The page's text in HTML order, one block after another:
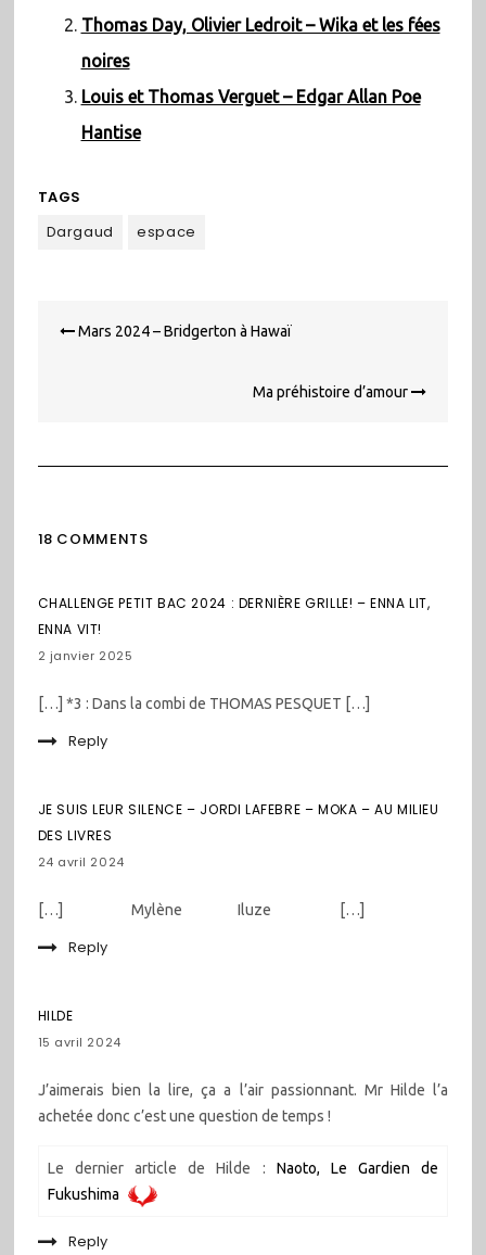
Thomas Day, Olivier Ledroit – Wika et les fées
noires
Louis et Thomas Verguet – Edgar Allan Poe
Hantise
TAGS
Dargaud
espace
de Mars 2024 – Bridgerton à Hawaï
Ma préhistoire d’amour
18 COMMENTS
CHALLENGE PETIT BAC 2024 : DERNIÈRE GRILLE! – ENNA LIT,
ENNA VIT!
2 janvier 2025
[…] *3 : Dans la combi de THOMAS PESQUET […]
Reply
JE SUIS LEUR SILENCE – JORDI LAFEBRE – MOKA – AU MILIEU
DES LIVRES
24 avril 2024
[…] Mylène Iluze […]
Reply
HILDE
15 avril 2024
J’aimerais bien la lire, ça a l’air passionnant. Mr Hilde l’a
achetée donc c’est une question de temps !
Le dernier article de Hilde : Naoto, Le Gardien de
Fukushima
Reply